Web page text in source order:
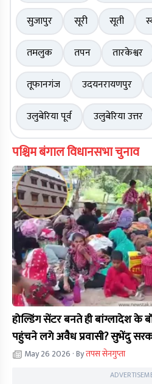
सुजापुर
सूरी सूती
तमलुक
तपन तारकेश्वर
तूफानगंज
उदयनरायणपुर
उलुबेरिया पूर्व
उलुबेरिया उत्तर
पश्चिम बंगाल विधानसभा चुनाव
होल्डिंग सेंटर बनते ही बांग्लादेश के
पहुंचने लगे अवैध प्रवासी? सुभेंदु
May 26 2026 · Byतपस सेनगुप्ता